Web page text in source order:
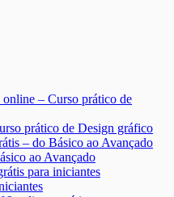
prático de Design gráfico
ao Avançado